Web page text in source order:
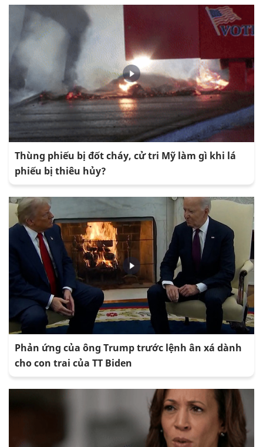
Thùng phiếu bị đốt cháy, cử tri Mỹ làm gì khi lá
phiếu bị thiêu hủy?
Phản ứng của ông Trump trước lệnh ân xá dành
cho con trai của TT Biden